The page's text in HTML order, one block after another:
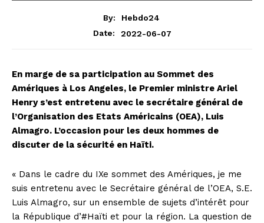
By:
Hebdo24
Date:
2022-06-07
En marge de sa participation au Sommet des
Amériques à Los Angeles, le Premier ministre Ariel
Henry s’est entretenu avec le secrétaire général de
l’Organisation des Etats Américains (OEA), Luis
Almagro. L’occasion pour les deux hommes de
discuter de la sécurité en Haïti.
« Dans le cadre du IXe sommet des Amériques, je me
suis entretenu avec le Secrétaire général de l’OEA, S.E.
Luis Almagro, sur un ensemble de sujets d’intérêt pour
la République d’#Haïti et pour la région. La question de